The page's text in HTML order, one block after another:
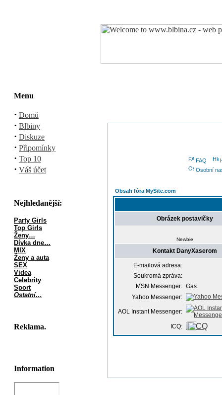
Menu
· Domů
· Blbiny
· Diskuze
· Připomínky
· Top 10
· Váš účet
Nejhledanější:
Party Girls
Top Girls
Ženy…
Dívka dne…
MIX
Ženy a auta
SEX
Videa
Celebrity
Sport
Ostatní…
Reklama.
Information
FAQ
Osobní
Obsah fóra MySite.com
Obrázek postavičky
Newbie
Kontakt DanyXaserom
E-mailová adresa:
Soukromá zpráva:
MSN Messenger: Gas
Yahoo Messenger:
AOL Instant Messenger:
ICQ: